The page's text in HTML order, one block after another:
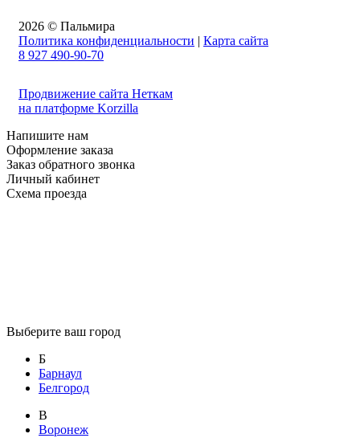
2026 © Пальмира
Политика конфиденциальности | Карта сайта
8 927 490-90-70
Продвижение сайта Неткам
на платформе Korzilla
Напишите нам
Оформление заказа
Заказ обратного звонка
Личный кабинет
Схема проезда
Выберите ваш город
Б
Барнаул
Белгород
В
Воронеж